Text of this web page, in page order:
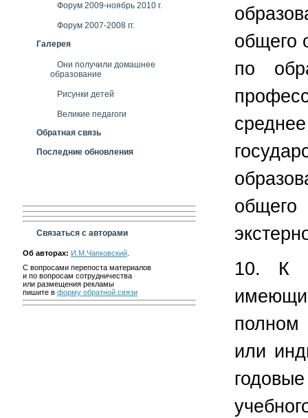
Форум 2009-ноябрь 2010 г.
Форум 2007-2008 гг.
Галерея
Они получили домашнее
образование
Рисунки детей
Великие педагоги
Обратная связь
Последние обновления
Связаться с авторами
Об авторах: И.М.Чапковский
С вопросами перепоста материалов
и по вопросам сотрудничества
или размещения рекламы
пишите в форму обратной связи
общего
по
10. К
или